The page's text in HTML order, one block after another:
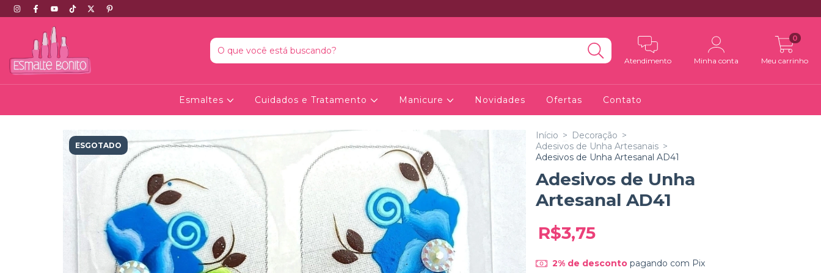
Atendimento Minha conta Meu carrinho
0
Esmaltes Cuidados e Tratamento Manicure Novidades Ofertas Contato
ESGOTADO
Início > Decoração >
Adesivos de Unha Artesanais >
Adesivos de Unha Artesanal AD41
Adesivos de Unha
Artesanal AD41
R$3,75
2% de descontopagando com Pix